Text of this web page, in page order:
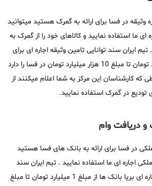
وثیقه در فسا برای ارائه به گمرک هستید میتوانید
ای ما استفاده نمایید و کالاهای خود را از گمرک به
ایران سند توانایی تامین وثیقه اجاره ای برای
گمرک از مبلغ 1 میلیارد تومان تا مبلغ 10 هزار میلیارد تومان در فسا را دارد
که کارشناسان این مرکز به شما اعلام میکنند از
تودیع در گمرک استفاده نمایید.
و دریافت وام
در فسا برای ارائه به بانک های فسا هستید
اجاره ای ما استفاده نمایید . تیم ایران سند
توانایی تامین وثیقه اجاره ای بریا بانک ها از مبلغ 1 میلیارد تومان تا مبلغ